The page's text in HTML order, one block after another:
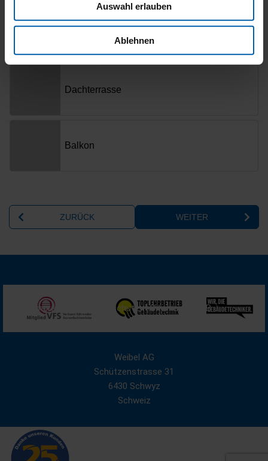
Auswahl erlauben
Ablehnen
Impressum Datenschutz Sitemap AGB
Weibel AG
Schützenstrasse 31
6430 Schwyz
Schweiz